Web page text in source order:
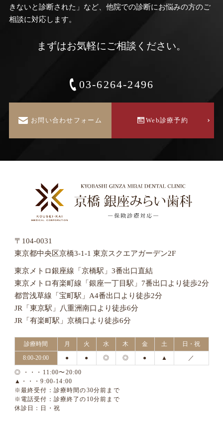
きないと診断された」など、他院での診断にお悩みの方のご
相談に対応します。
まずはお気軽にご相談ください。
03-6264-2496
お問い合わせフォーム Web診療予約
〒104-0031
東京都中央区京橋3-1-1 東京スクエアガーデン2F
東京メトロ銀座線「京橋駅」3番出口直結
東京メトロ有楽町線「銀座一丁目駅」7番出口より徒歩2分
都営浅草線「宝町駅」A4番出口より徒歩2分
JR「東京駅」八重洲南口より徒歩6分
JR「有楽町駅」京橋口より徒歩6分
診療時間 月 火 水 木 金 土
日・祝
8:00-20:00
● ● ◎ ◎ ● ▲ ／
◎ ・・・11:00〜20:00
▲・・・9:00-14:00
※最終受付：診療時間の30分前まで
※電話受付：診療終了の10分前まで
休診日：日・祝